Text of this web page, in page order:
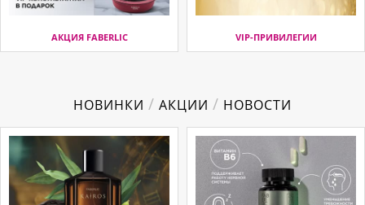
АКЦИЯ FABERLIC VIP-ПРИВИЛЕГИИ
НОВИНКИ / АКЦИИ / НОВОСТИ